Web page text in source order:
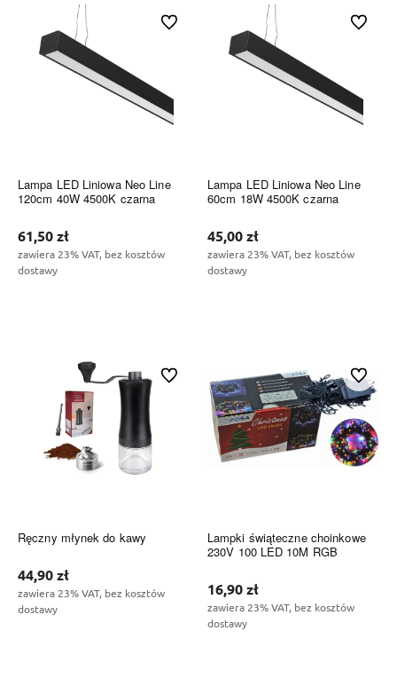
Lampa LED Liniowa Neo Line
120cm 40W 4500K czarna
61,50 zł
zawiera 23% VAT, bez kosztów
dostawy
Do ulubionych
Lampa LED Liniowa Neo Line
60cm 18W 4500K czarna
45,00 zł
zawiera 23% VAT, bez kosztów
dostawy
Do
Ręczny młynek do kawy
44,90 zł
zawiera 23% VAT, bez kosztów
dostawy
Do ulubionych
Lampki świąteczne choinkowe
230V 100 LED 10M RGB
16,90 zł
zawiera 23% VAT, bez kosztów
dostawy
Do